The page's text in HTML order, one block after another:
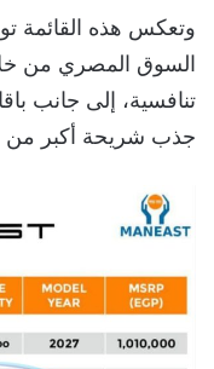
وتعكس هذه القائمة
السوق المصري من
تنافسية، إلى جانب
جذب شريحة أكبر من